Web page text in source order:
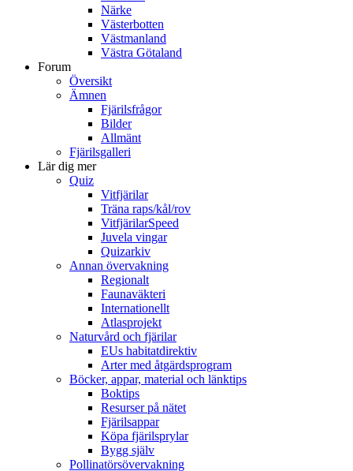
Närke
Västerbotten
Västmanland
Västra Götaland
Forum
Översikt
Ämnen
Fjärilsfrågor
Bilder
Allmänt
Fjärilsgalleri
Lär dig mer
Quiz
Vitfjärilar
Träna raps/kål/rov
VitfjärilarSpeed
Juvela vingar
Quizarkiv
Annan övervakning
Regionalt
Faunaväkteri
Internationellt
Atlasprojekt
Naturvård och fjärilar
EUs habitatdirektiv
Arter med åtgärdsprogram
Böcker, appar, material och länktips
Boktips
Resurser på nätet
Fjärilsappar
Köpa fjärilsprylar
Bygg själv
Pollinatörsövervakning